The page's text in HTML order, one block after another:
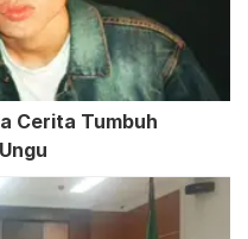
Cerita Tumbuh